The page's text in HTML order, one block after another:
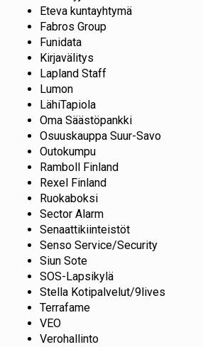
Eteva kuntayhtymä
Fabros Group
Funidata
Kirjavälitys
Lapland Staff
Lumon
LähiTapiola
Oma Säästöpankki
Osuuskauppa Suur-Savo
Outokumpu
Ramboll Finland
Rexel Finland
Ruokaboksi
Sector Alarm
Senaattikiinteistöt
Senso Service/Security
Siun Sote
SOS-Lapsikylä
Stella Kotipalvelut/9lives
Terrafame
VEO
Verohallinto